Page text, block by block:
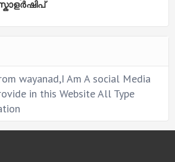
wayanad,I Am A social Media
in this Website All Type